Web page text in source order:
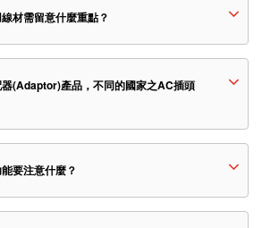
材需留意什麼重點？
(Adaptor)產品，不同的國家之AC插頭
要注意什麼？